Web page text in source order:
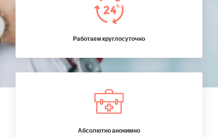
Работаем круглосуточно
Абсолютно анонимно